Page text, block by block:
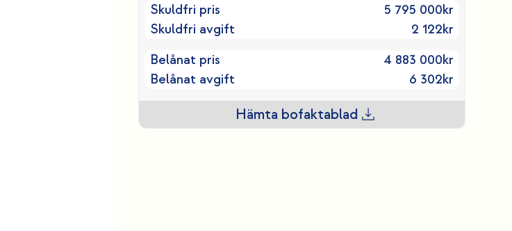
Skuldfri pris
5 795 000kr
Skuldfri avgift
2 122kr
Belånat pris
4 883 000kr
Belånat avgift
6 302kr
Hämta bofaktablad